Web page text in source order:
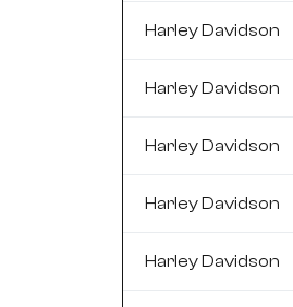
Harley Davidson
Harley Davidson
Harley Davidson
Harley Davidson
Harley Davidson